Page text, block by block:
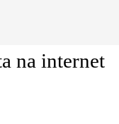
na internet